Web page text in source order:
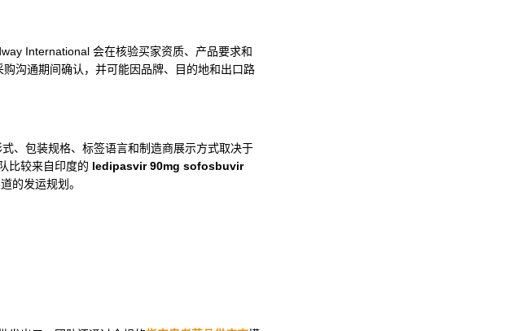
International 会在核验买家资质、产品要求和
沟通期间确认，并可能因品牌、目的地和出口路
、包装规格、标签语言和制造商展示方式取决于
比较来自印度的 ledipasvir 90mg sofosbuvir
的发运规划。